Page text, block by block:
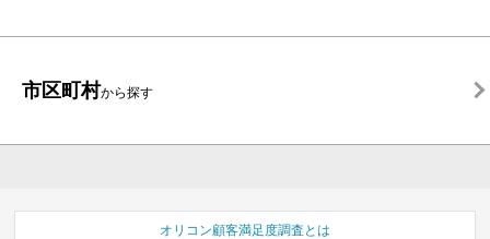
市区町村から探す
オリコン顧客満足度調査とは